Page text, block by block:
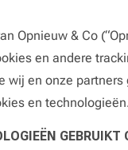
Opnieuw & Co
en andere
wij en onze
en